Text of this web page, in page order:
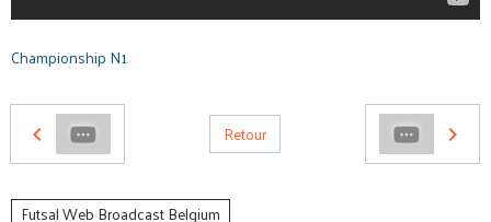
Championship N1
Retour
Futsal Web Broadcast Belgium